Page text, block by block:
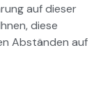
auf dieser
diese
Abständen auf